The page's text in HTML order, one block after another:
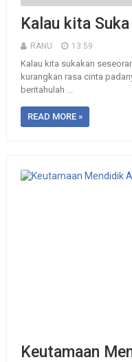
Kalau kita
RANU 13:59
Kalau kita sukakan
kurangkan rasa cinta
beritahulah ...
READ MORE »
Keutamaan